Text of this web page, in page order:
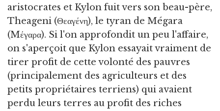
aristocrates et Kylon fuit vers son beau-père,
Theageni (Θεαγένη), le tyran de Mégara
(Mέγαρα). Si l'on approfondit un peu l'affaire,
on s'aperçoit que Kylon essayait vraiment de
tirer profit de cette volonté des pauvres
(principalement des agriculteurs et des
petits propriétaires terriens) qui avaient
perdu leurs terres au profit des riches